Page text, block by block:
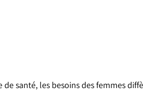
de santé, les besoins des femmes